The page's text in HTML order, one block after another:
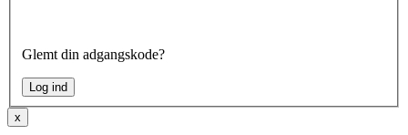
Glemt din adgangskode?
x